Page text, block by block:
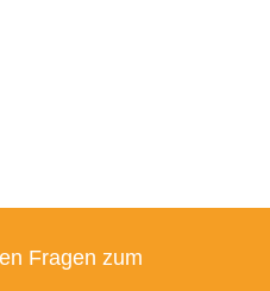
Fragen zum